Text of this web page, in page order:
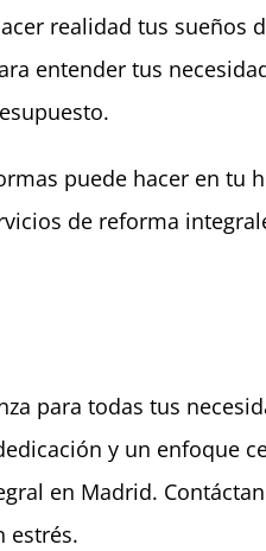
realidad tus sueños
entender tus
puede hacer en tu
de reforma
para todas tus
y un enfoque
en Madrid.
estrés.